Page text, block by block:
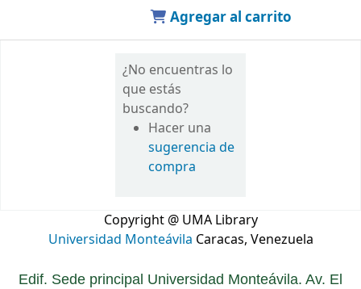
Agregar al carrito
¿No encuentras lo
que estás
buscando?
Hacer una
sugerencia de
compra
Copyright @ UMA Library
Universidad Monteávila Caracas, Venezuela
Edif. Sede principal Universidad Monteávila. Av. El